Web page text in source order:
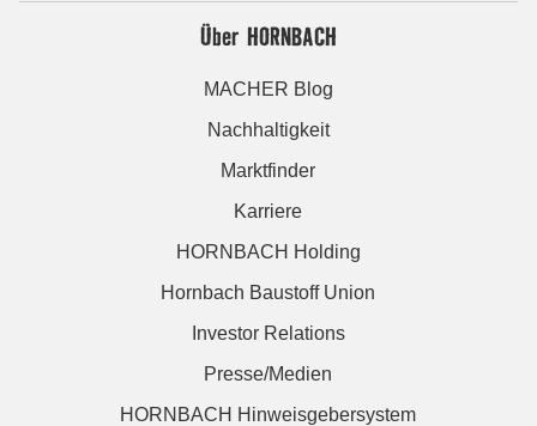
Über HORNBACH
MACHER Blog
Nachhaltigkeit
Marktfinder
Karriere
HORNBACH Holding
Hornbach Baustoff Union
Investor Relations
Presse/Medien
HORNBACH Hinweisgebersystem